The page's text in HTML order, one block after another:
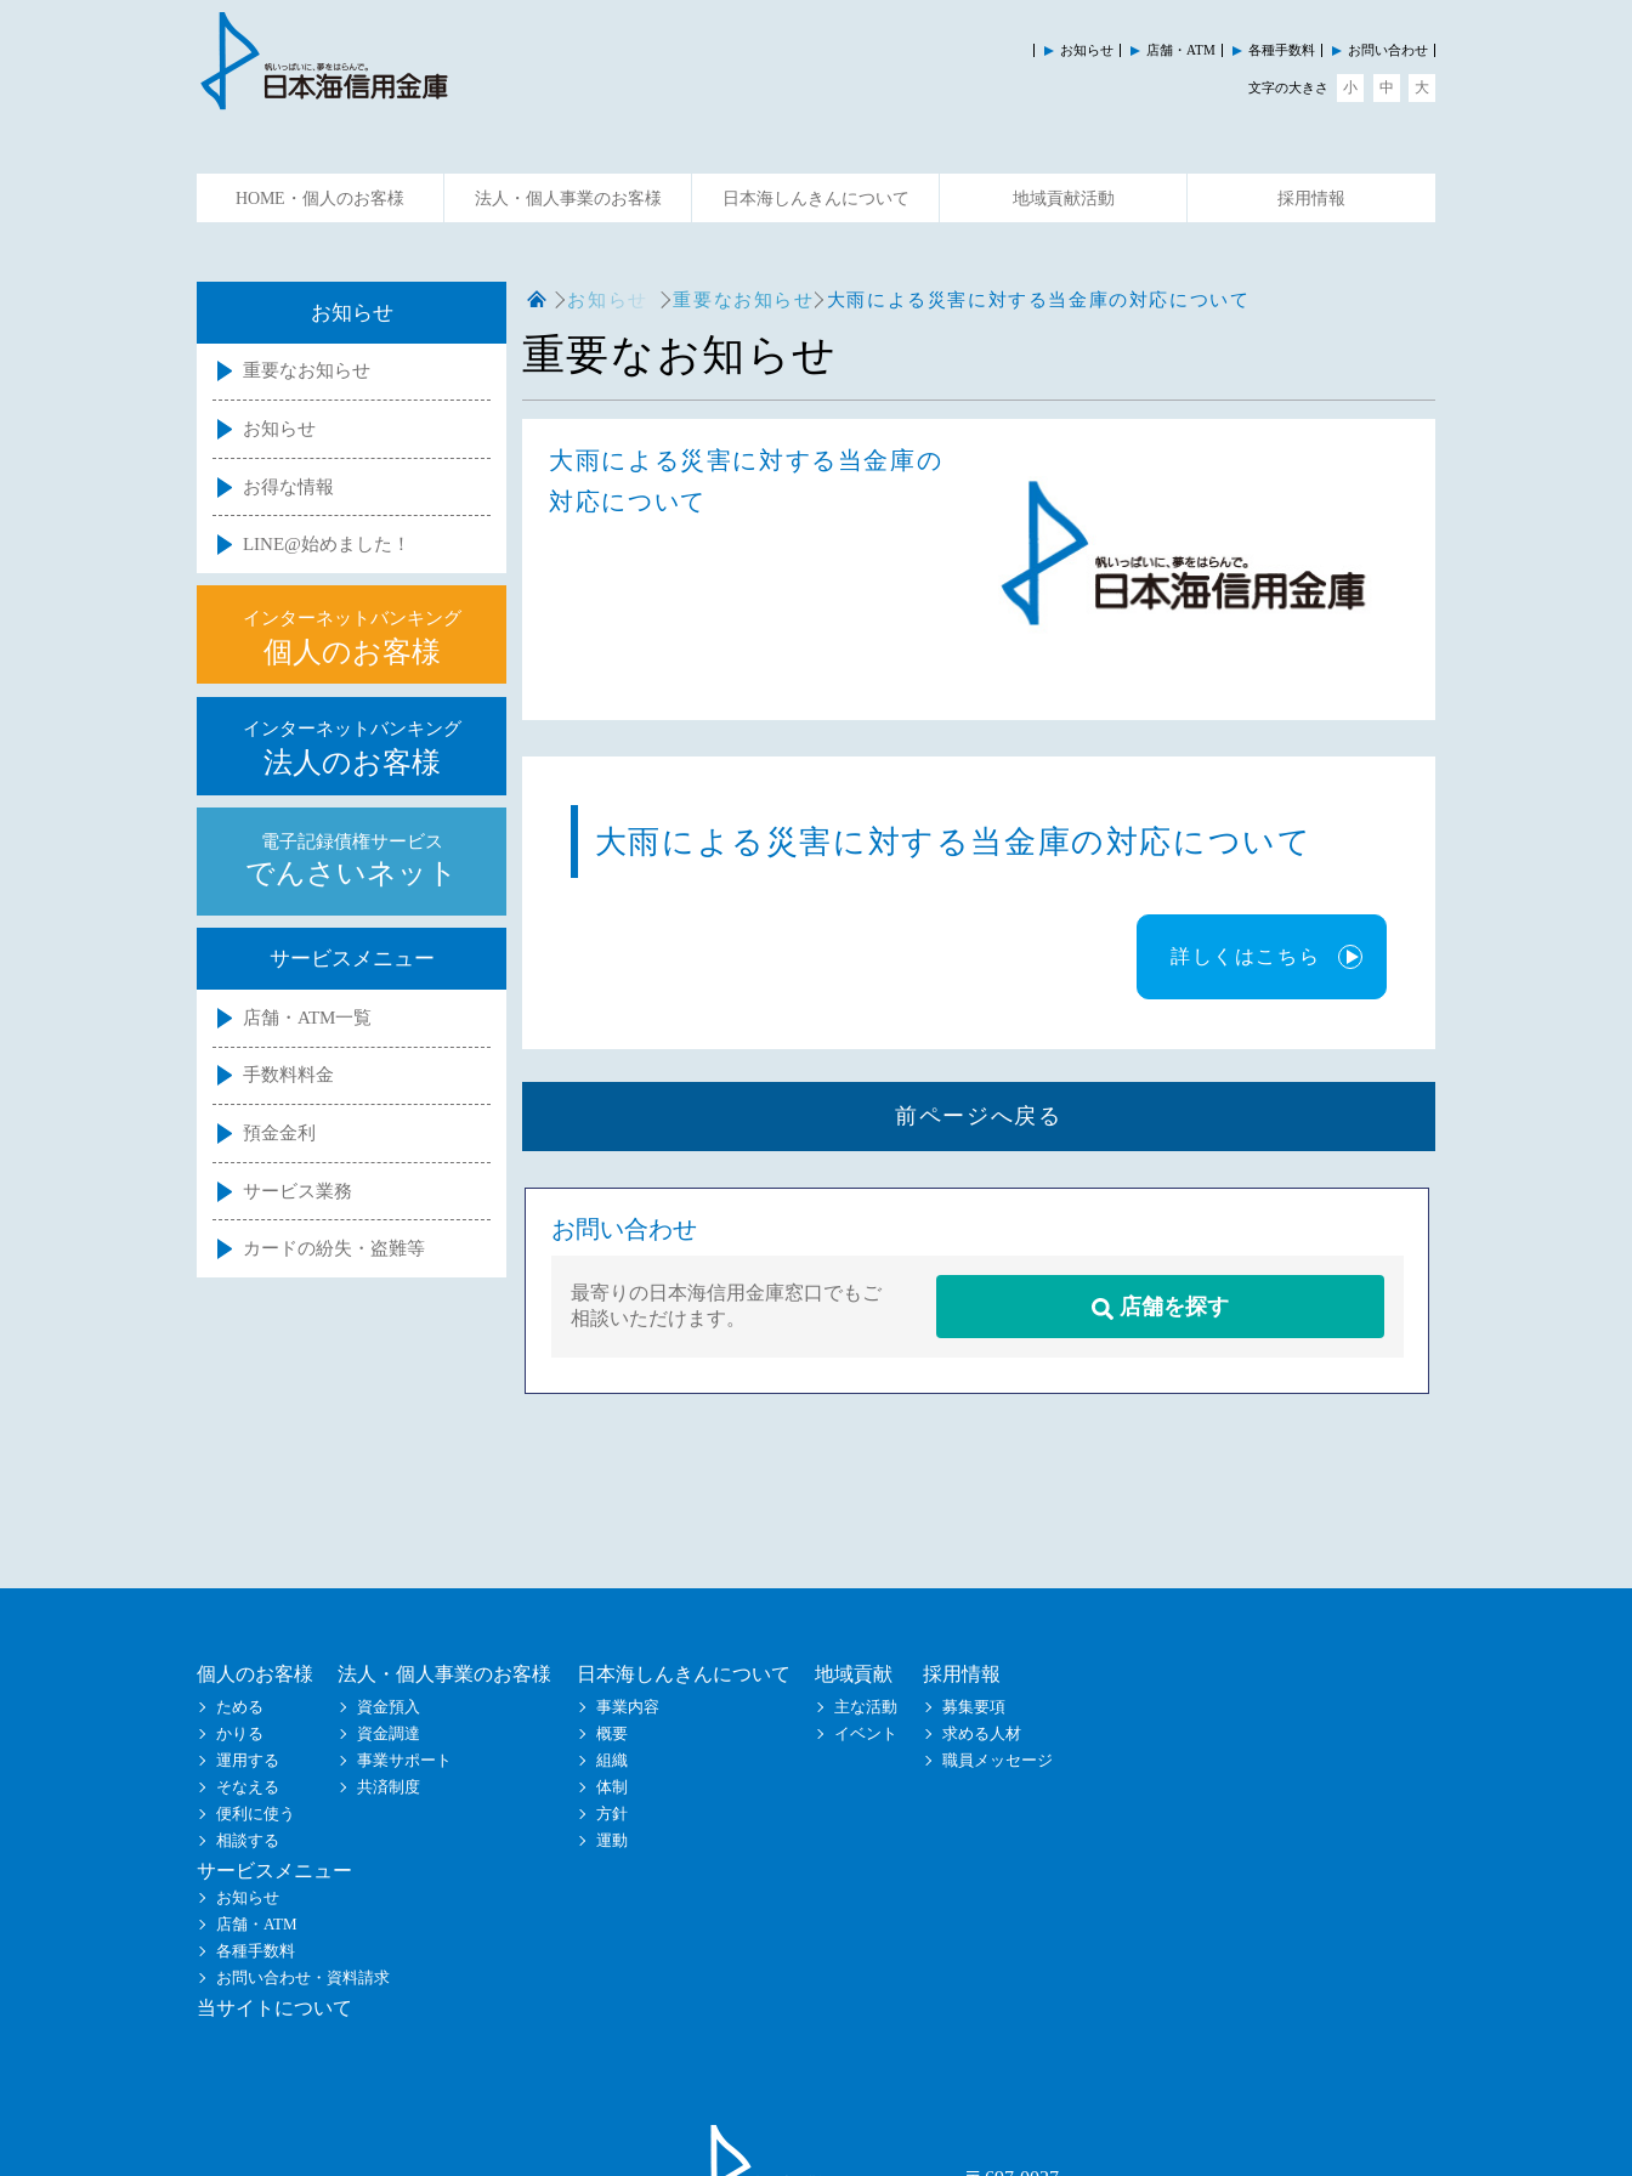
お知らせ 店舗・ATM 各種手数料 お問い合わせ
文字の大きさ 小 中 大
HOME・個人のお客様 法人・個人事業のお客様 日本海しんきんについて 地域貢献活動 採用情報
お知らせ 重要なお知らせ 大雨による災害に対する当金庫の対応について
重要なお知らせ
大雨による災害に対する当金庫の
対応について
大雨による災害に対する当金庫の対応について
詳しくはこちら
前ページへ戻る
お知らせ
重要なお知らせ
お知らせ
お得な情報
LINE@始めました！
インターネットバンキング
個人のお客様
インターネットバンキング
法人のお客様
電子記録債権サービス
でんさいネット
サービスメニュー
店舗・ATM一覧
手数料料金
預金金利
サービス業務
カードの紛失・盗難等
お問い合わせ
最寄りの日本海信用金庫窓口でもご
相談いただけます。
店舗を探す
個人のお客様
ためる
かりる
運用する
そなえる
便利に使う
相談する
法人・個人事業のお客様
資金預入
資金調達
事業サポート
共済制度
日本海しんきんについて
事業内容
概要
組織
体制
方針
運動
地域貢献
主な活動
イベント
採用情報
募集要項
求める人材
職員メッセージ
サービスメニュー
お知らせ
店舗・ATM
各種手数料
お問い合わせ・資料請求
当サイトについて